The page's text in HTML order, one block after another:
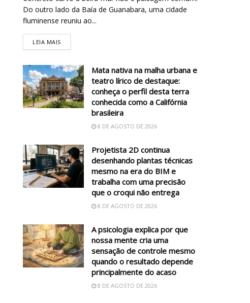
Do outro lado da Baía de Guanabara, uma cidade
fluminense reuniu ao...
LEIA MAIS
Mata nativa na malha urbana e
teatro lírico de destaque:
conheça o perfil desta terra
conhecida como a Califórnia
brasileira
8 DE AGOSTO DE 2026
Projetista 2D continua
desenhando plantas técnicas
mesmo na era do BIM e
trabalha com uma precisão
que o croqui não entrega
8 DE AGOSTO DE 2026
A psicologia explica por que
nossa mente cria uma
sensação de controle mesmo
quando o resultado depende
principalmente do acaso
8 DE AGOSTO DE 2026